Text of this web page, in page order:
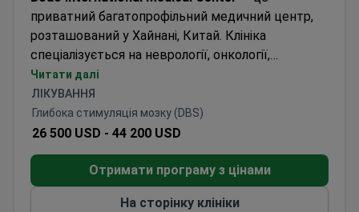
спеціалізується на неврології, онкології,
традиційній китайській медицині, терапії
стовбуровими клітинами та інших медичних
напрямках. Центр надає допомогу як дорослим,
так і дітям. Щороку тут проходять лікування
понад 20 000 пацієнтів. Клініка вітає
міжнародних пацієнтів, зокрема з Європи, країн
ЛІКУВАННЯ
Глибока стимуляція мозку (DBS)
26 500 USD -
Отримати програму з цінами
На сторінку клініки